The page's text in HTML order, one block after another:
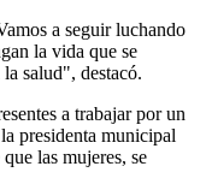
a seguir luchando
la vida que se
salud", destacó.
a trabajar por un
presidenta municipal
las mujeres, se